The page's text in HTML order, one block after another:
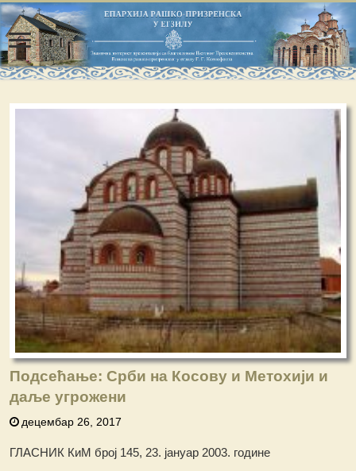
Подсећање: Срби на Косову и Метохији и
даље угрожени
децембар 26, 2017
ГЛАСНИК КиМ број 145, 23. јануар 2003. године